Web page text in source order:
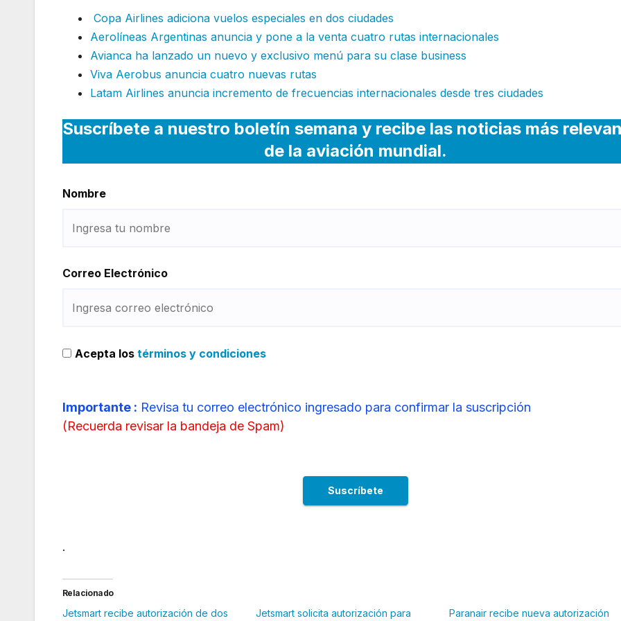
Copa Airlines adiciona vuelos especiales en dos ciudades
Aerolíneas Argentinas anuncia y pone a la venta cuatro rutas internacionales
Avianca ha lanzado un nuevo y exclusivo menú para su clase business
Viva Aerobus anuncia cuatro nuevas rutas
Latam Airlines anuncia incremento de frecuencias internacionales desde tres ciudades
Suscríbete a nuestro boletín semana y recibe las noticias más
de la aviación mundial.
Nombre
Correo Electrónico
Acepta los términos y condiciones
Importante : Revisa tu correo electrónico ingresado para confirmar la suscripción
(Recuerda revisar la bandeja de Spam)
.
Relacionado
Jetsmart recibe autorización de dos
Jetsmart solicita autorización para
Paranair recibe nueva autorización